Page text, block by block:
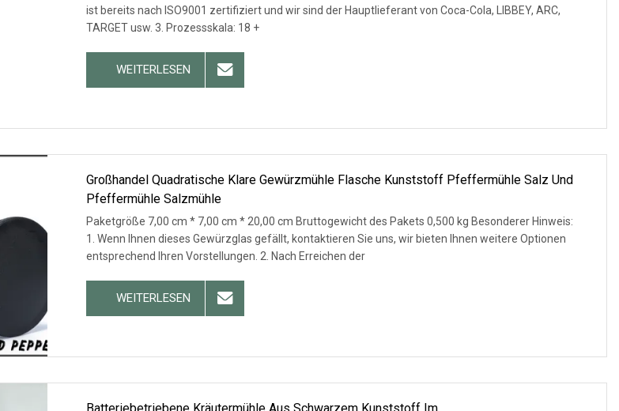
ist bereits nach ISO9001 zertifiziert und wir sind der Hauptlieferant von Coca-Cola, LIBBEY, ARC,
TARGET usw. 3. Prozessskala: 18 +
WEITERLESEN
Großhandel Quadratische Klare Gewürzmühle Flasche Kunststoff Pfeffermühle Salz Und
Pfeffermühle Salzmühle
Paketgröße 7,00 cm * 7,00 cm * 20,00 cm Bruttogewicht des Pakets 0,500 kg Besonderer Hinweis:
1. Wenn Ihnen dieses Gewürzglas gefällt, kontaktieren Sie uns, wir bieten Ihnen weitere Optionen
entsprechend Ihren Vorstellungen. 2. Nach Erreichen der
WEITERLESEN
Batteriebetriebene Kräutermühle Aus Schwarzem Kunststoff Im